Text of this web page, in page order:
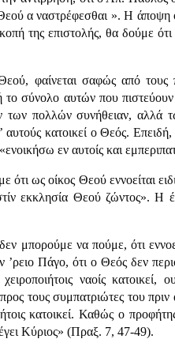
α ναστρέφεσθαι ». Η άποψη
της επιστολής, θα δούμε
φαίνεται σαφώς από
το σύνολο αυτών που
των πολλών συνήθειαν,
κατοικεί ο Θεός.
«ενοικήσω εν αυτοίς και
ως οίκος Θεού εννοείται
εκκλησία Θεού ζώντος». Η
μπορούμε να πούμε, ότι
Πάγο, ότι ο Θεός δεν
ναοίς
τους συμπατριώτες του
κατοικεί. Καθώς ο
Κύριος» (Πραξ. 7, 47-49).